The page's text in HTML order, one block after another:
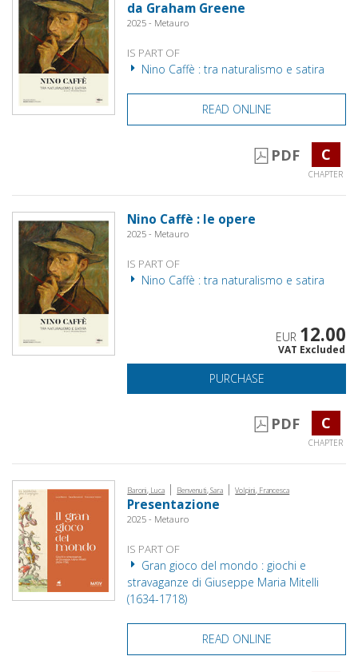
da Graham Greene
2025 - Metauro
IS PART OF
Nino Caffè : tra naturalismo e satira
READ ONLINE
PDF C
CHAPTER
Nino Caffè : le opere
2025 - Metauro
IS PART OF
Nino Caffè : tra naturalismo e satira
EUR 12.00
VAT Excluded
PURCHASE
PDF C
CHAPTER
Baroni, Luca | Benvenuti, Sara | Volpini, Francesca
Presentazione
2025 - Metauro
IS PART OF
Gran gioco del mondo : giochi e
stravaganze di Giuseppe Maria Mitelli
(1634-1718)
READ ONLINE